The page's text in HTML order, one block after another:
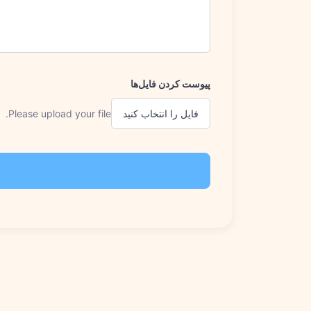
پیوست کردن فایل‌ها
فایل را انتخاب کنید Please upload your file.